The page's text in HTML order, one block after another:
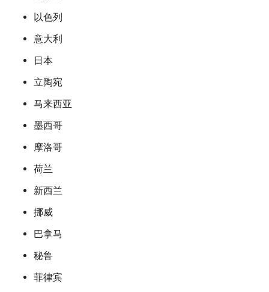
以色列
意大利
日本
立陶宛
马来西亚
墨西哥
摩洛哥
荷兰
新西兰
挪威
巴拿马
秘鲁
菲律宾